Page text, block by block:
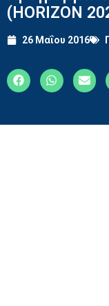
(HORIZON
26 Μαΐου 2016